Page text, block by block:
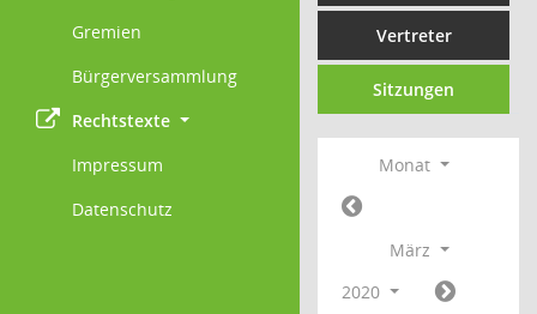
Gremien
Bürgerversammlung
Rechtstexte
Impressum
Datenschutz
Vertreter
Sitzungen
Monat
März
2020